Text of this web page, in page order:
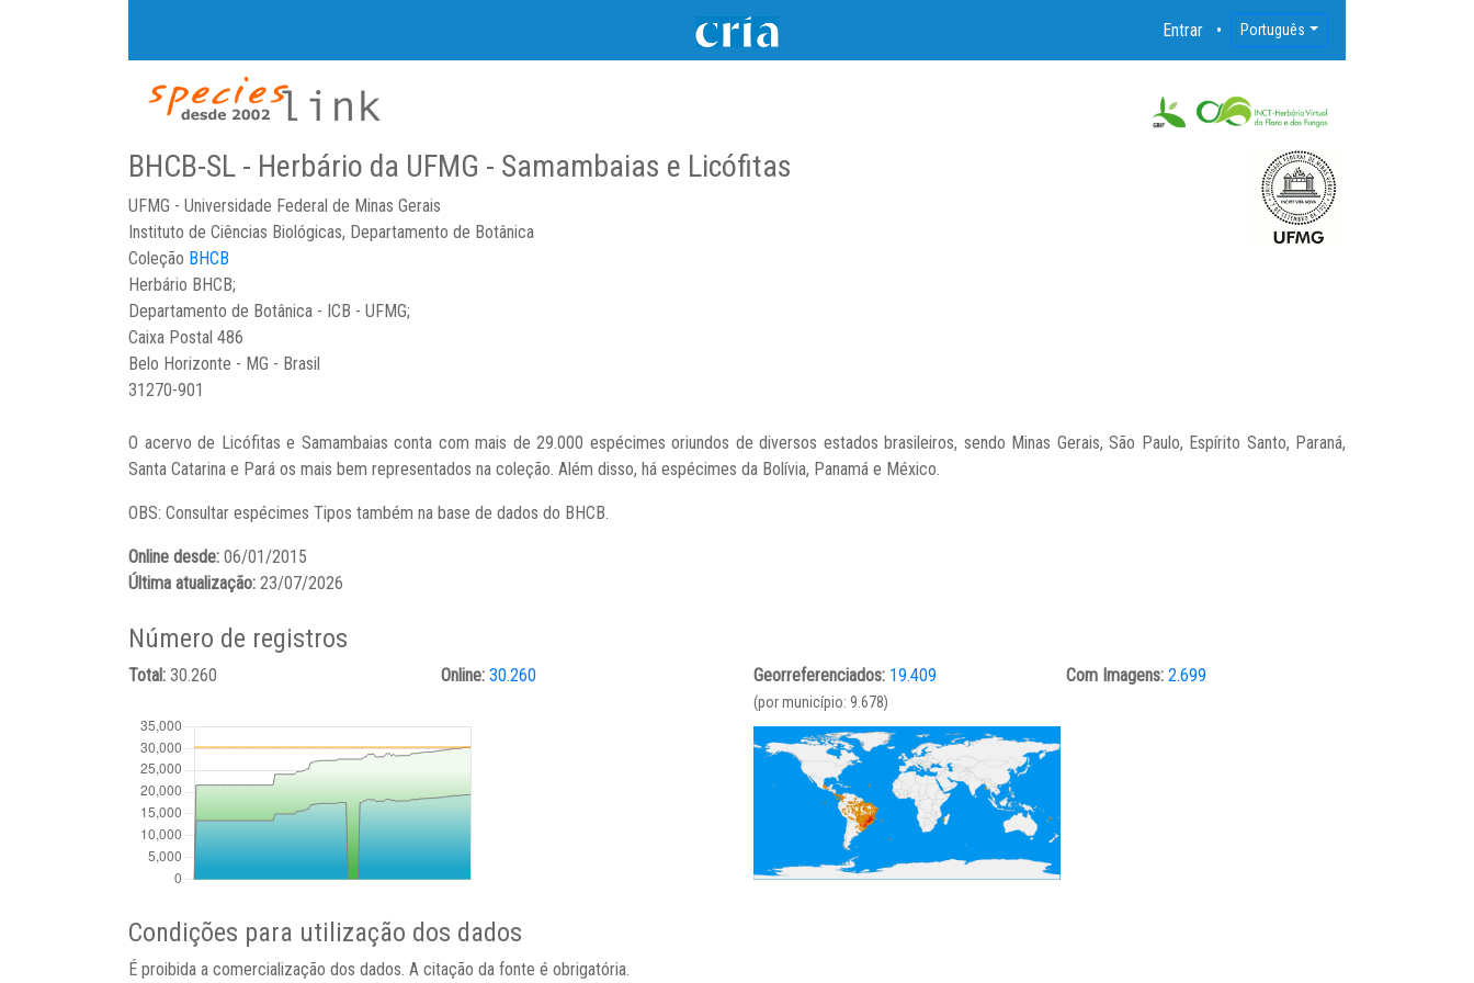
Entrar Português
BHCB-SL - Herbário da UFMG - Samambaias e Licófitas
UFMG - Universidade Federal de Minas Gerais
Instituto de Ciências Biológicas, Departamento de Botânica
Coleção BHCB
Herbário BHCB;
Departamento de Botânica - ICB - UFMG;
Caixa Postal 486
Belo Horizonte - MG - Brasil
31270-901
O acervo de Licófitas e Samambaias conta com mais de 29.000 espécimes oriundos de diversos estados brasileiros, sendo Minas Gerais, São Paulo, Espírito Santo, Paraná,
Santa Catarina e Pará os mais bem representados na coleção. Além disso, há espécimes da Bolívia, Panamá e México.
OBS: Consultar espécimes Tipos também na base de dados do BHCB.
Online desde: 06/01/2015
Última atualização: 23/07/2026
Número de registros
Total: 30.260 Online: 30.260 Georreferenciados: 19.409
(por município: 9.678)
Com Imagens: 2.699
Condições para utilização dos dados
É proibida a comercialização dos dados. A citação da fonte é obrigatória.